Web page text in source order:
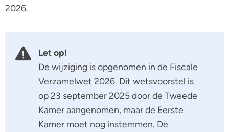
2026.
Let op!
De wijziging is opgenomen in de Fiscale
Verzamelwet 2026. Dit wetsvoorstel is
op 23 september 2025 door de Tweede
Kamer aangenomen, maar de Eerste
Kamer moet nog instemmen. De